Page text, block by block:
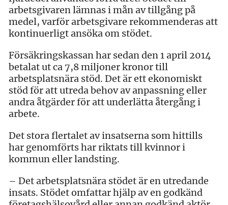
arbetsgivaren lämnas i mån av tillgång på
medel, varför arbetsgivare rekommenderas att
kontinuerligt ansöka om stödet.
Försäkringskassan har sedan den 1 april 2014
betalat ut ca 7,8 miljoner kronor till
arbetsplatsnära stöd. Det är ett ekonomiskt
stöd för att utreda behov av anpassning eller
andra åtgärder för att underlätta återgång i
arbete.
Det stora flertalet av insatserna som hittills
har genomförts har riktats till kvinnor i
kommun eller landsting.
– Det arbetsplatsnära stödet är en utredande
insats. Stödet omfattar hjälp av en godkänd